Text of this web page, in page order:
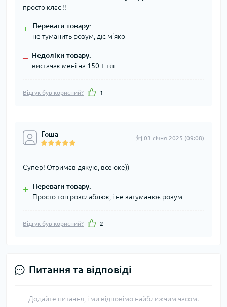
просто клас !!
+ Переваги товару:
не туманить розум, діє м'яко
– Недоліки товару:
вистачає мені на 150 + тяг
Відгук був корисний? 1
Гоша 03 cічня 2025 (09:08)
Супер! Отримав дякую, все оке))
+ Переваги товару:
Просто топ розслаблює, і не затуманює розум
Відгук був корисний? 2
Питання та відповіді
Додайте питання, і ми відповімо найближчим часом.